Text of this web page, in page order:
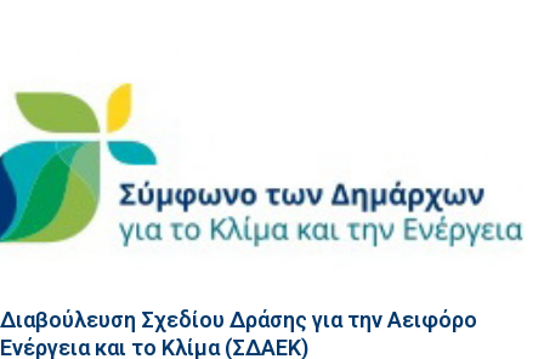
Διαβούλευση Σχεδίου Δράσης για την Αειφόρο
Ενέργεια και το Κλίμα (ΣΔΑΕΚ)